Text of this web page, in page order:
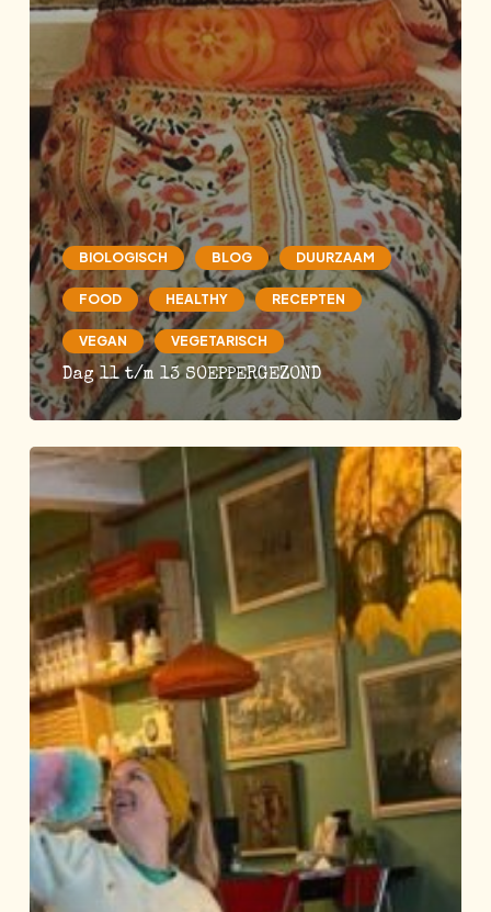
BIOLOGISCH BLOG DUURZAAM
FOOD HEALTHY RECEPTEN
VEGAN VEGETARISCH
Dag 11 t/m 13 SOEPPERGEZOND
Dag
8
10
SOEPPERGEZOND